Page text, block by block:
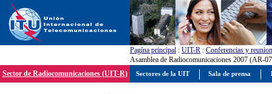
Pagína principal : UIT-R : Conferencias y
Asamblea de Radiocomunicaciones 2007 (AR-
Sector de Radiocomunicaciones (UIT-R)
Sectores de la UIT Sala de prensa